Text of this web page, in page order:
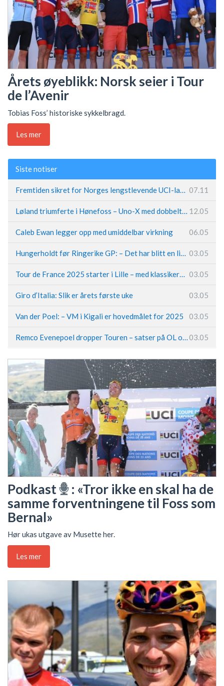
Årets øyeblikk: Norsk seier i Tour
de l’Avenir
Tobias Foss’ historiske sykkelbragd.
Les mer
Siste notiser
Fremtiden sikret for Norges lengstlevende UCI-lag – Kristoff trer inn i sentral rolle 07.11
Løland triumferte i Hønefoss – Uno-X med dobbeltslag på hjemmebane 12.05
Caleb Ewan legger opp med umiddelbar virkning 06.05
Hungerholdt før Ringerike GP: – Det har blitt en livsstil 03.05
Tour de France 2025 starter i Lille – med klassikerpreg 03.05
Giro d’Italia: Slik er årets første uke 03.05
Van der Poel: – VM i Kigali er hovedmålet for 2025 03.05
Remco Evenepoel dropper Touren – satser på OL og Vueltaen03.05
Podkast
: «Tror ikke en skal ha de
samme forventningene til Foss som
Bernal»
Hør ukas utgave av Musette her.
Les mer